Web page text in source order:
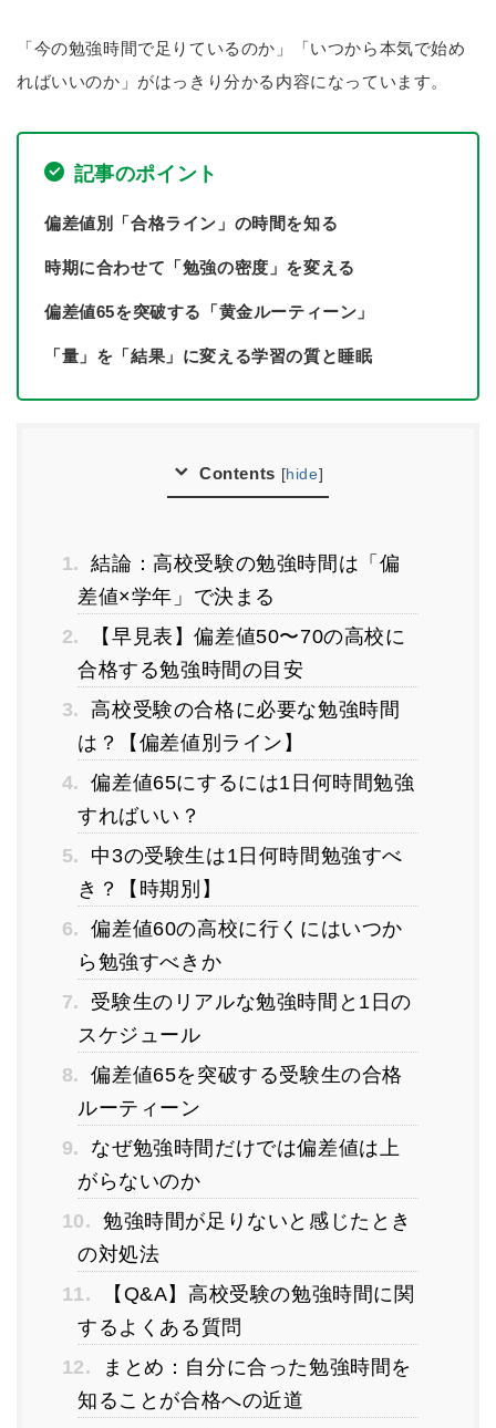
「今の勉強時間で足りているのか」「いつから本気で始め
ればいいのか」がはっきり分かる内容になっています。
記事のポイント
偏差値別「合格ライン」の時間を知る
時期に合わせて「勉強の密度」を変える
偏差値65を突破する「黄金ルーティーン」
「量」を「結果」に変える学習の質と睡眠
Contents [hide]
1. 結論：高校受験の勉強時間は「偏
差値×学年」で決まる
2.
【早見表】偏差値50〜70の高校に
合格する勉強時間の目安
3. 高校受験の合格に必要な勉強時間
は？【偏差値別ライン】
4. 偏差値65にするには1日何時間勉強
すればいい？
5.
中3の受験生は1日何時間勉強すべ
き？【時期別】
6. 偏差値60の高校に行くにはいつか
ら勉強すべきか
7.
受験生のリアルな勉強時間と1日の
スケジュール
8. 偏差値65を突破する受験生の合格
ルーティーン
9.
なぜ勉強時間だけでは偏差値は上
がらないのか
10. 勉強時間が足りないと感じたとき
の対処法
11.
【Q&A】高校受験の勉強時間に関
するよくある質問
12.
まとめ：自分に合った勉強時間を
知ることが合格への近道